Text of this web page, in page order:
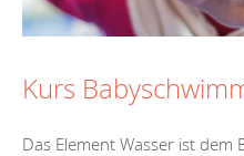
Kurs
Das Element Wasser ist dem